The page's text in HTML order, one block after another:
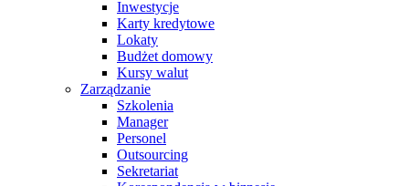
Inwestycje
Karty kredytowe
Lokaty
Budżet domowy
Kursy walut
Zarządzanie
Szkolenia
Manager
Personel
Outsourcing
Sekretariat